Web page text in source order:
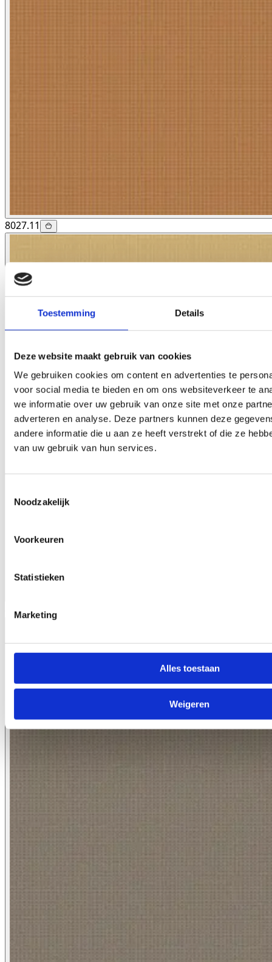
Toestemming Details
Deze website maakt gebruik van cookies
We gebruiken cookies om content en advertenties te
voor social media te bieden en om ons websiteverkeer te
we informatie over uw gebruik van onze site met onze
adverteren en analyse. Deze partners kunnen deze
andere informatie die u aan ze heeft verstrekt of die ze
van uw gebruik van hun services.
Noodzakelijk
Voorkeuren
Statistieken
Marketing
Alles toestaan
Weigeren
8027.11
8027.12